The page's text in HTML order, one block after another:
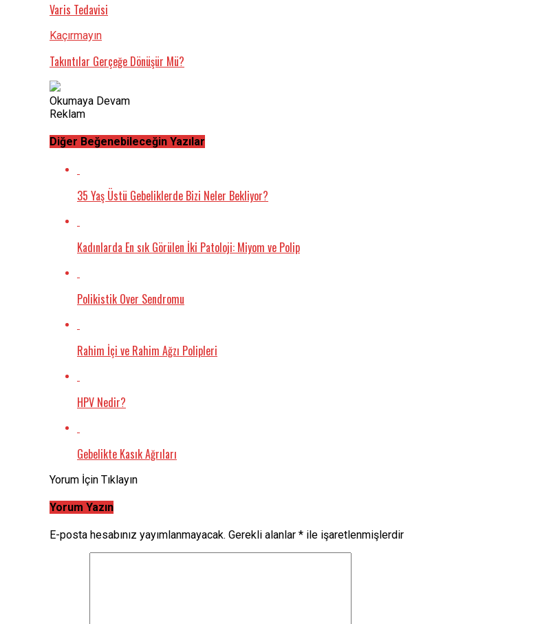
Varis Tedavisi
Kaçırmayın
Takıntılar Gerçeğe Dönüşür Mü?
Okumaya Devam
Reklam
Diğer Beğenebileceğin Yazılar
35 Yaş Üstü Gebeliklerde Bizi Neler Bekliyor?
Kadınlarda En sık Görülen İki Patoloji: Miyom ve Polip
Polikistik Over Sendromu
Rahim İçi ve Rahim Ağzı Polipleri
HPV Nedir?
Gebelikte Kasık Ağrıları
Yorum İçin Tıklayın
Yorum Yazın
E-posta hesabınız yayımlanmayacak. Gerekli alanlar * ile işaretlenmişlerdir